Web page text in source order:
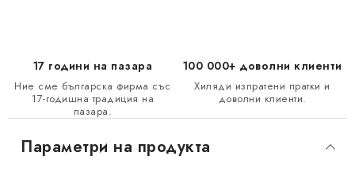
17 години на пазара
Ние сме българска фирма със
17-годишна традиция на
пазара.
100 000+ доволни клиенти
Хиляди изпратени пратки и
доволни клиенти.
Параметри на продукта